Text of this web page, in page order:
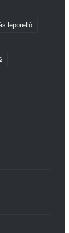
leporelló